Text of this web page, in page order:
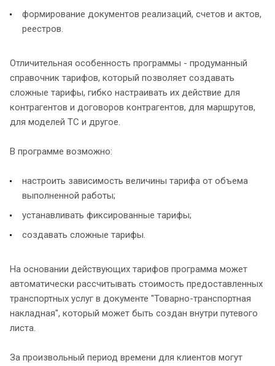
формирование документов реализаций, счетов и актов,
реестров.
Отличительная особенность программы - продуманный
справочник тарифов, который позволяет создавать
сложные тарифы, гибко настраивать их действие для
контрагентов и договоров контрагентов, для маршрутов,
для моделей ТС и другое.
В программе возможно:
настроить зависимость величины тарифа от объема
выполненной работы;
устанавливать фиксированные тарифы;
создавать сложные тарифы.
На основании действующих тарифов программа может
автоматически рассчитывать стоимость предоставленных
транспортных услуг в документе "Товарно-транспортная
накладная", который может быть создан внутри путевого
листа.
За произвольный период времени для клиентов могут